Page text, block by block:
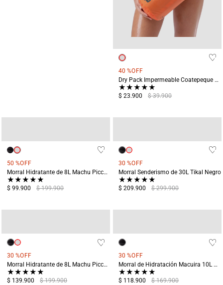
40 %OFF
Dry Pack Impermeable Coatepeque 5 Litros Naranja
★★★★★
$ 23.900 $ 39.900
50 %OFF
Morral Hidratante de 8L Machu Picchu Naranja
★★★★★
$ 99.900 $ 199.900
30 %OFF
Morral Senderismo de 30L Tikal Negro
★★★★★
$ 209.900 $ 299.900
30 %OFF
Morral Hidratante de 8L Machu Picchu Negro
★★★★★
$ 139.900 $ 199.900
30 %OFF
Morral de Hidratación Macuira 10L Negro
★★★★★
$ 118.900 $ 169.900